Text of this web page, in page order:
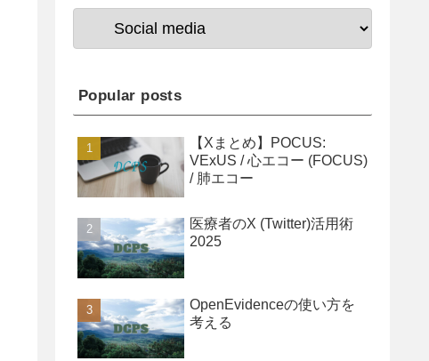
Popular posts
【Xまとめ】POCUS:
VExUS / 心エコー (FOCUS)
/ 肺エコー
医療者のX (Twitter)活用術
2025
OpenEvidenceの使い方を
考える